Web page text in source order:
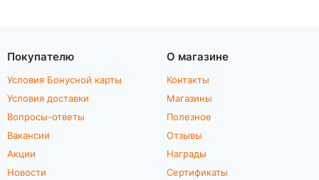
Покупателю
Условия Бонусной карты
Условия доставки
Вопросы-ответы
Вакансии
Акции
Новости
О магазине
Контакты
Магазины
Полезное
Отзывы
Награды
Сертификаты